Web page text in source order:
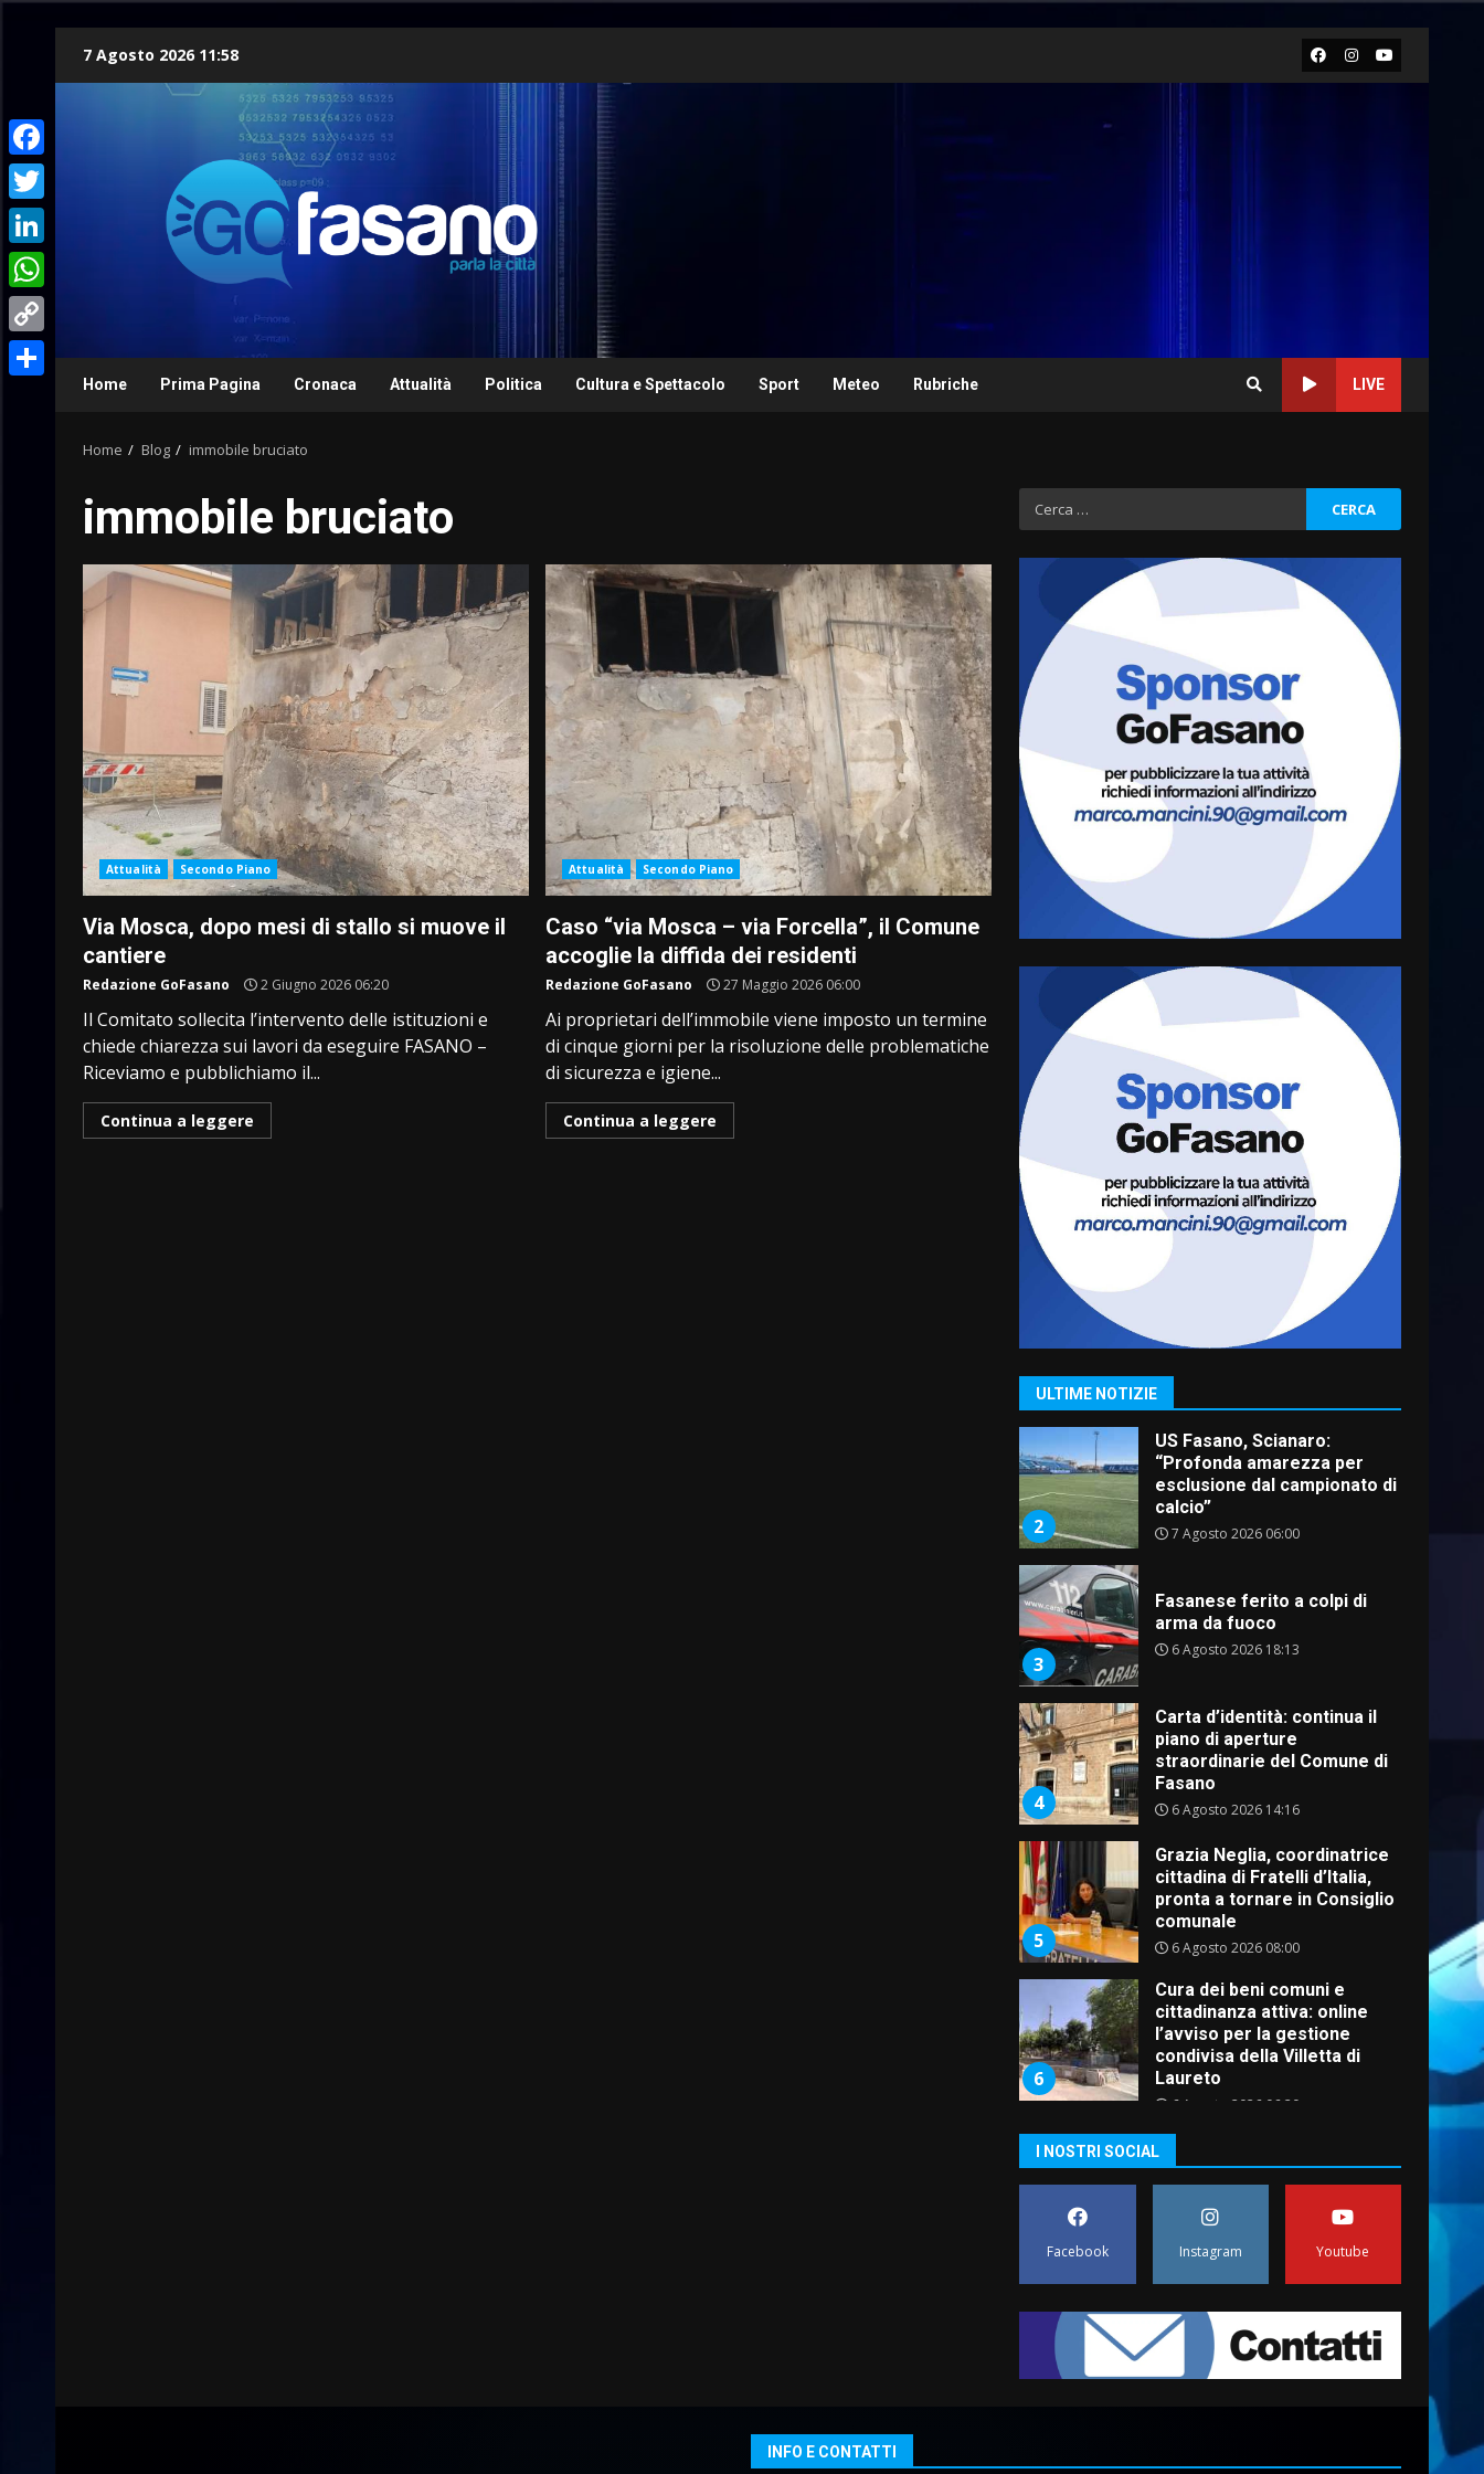
7 Agosto 2026 11:58 Facebook
Instagram
Youtube
Home Prima Pagina Cronaca Attualità Politica Cultura e Spettacolo Sport Meteo Rubriche LIVE
Home Blog immobile bruciato
immobile bruciato
Attualità Secondo Piano
Via Mosca, dopo mesi di stallo si muove il
cantiere
Redazione GoFasano 2 Giugno 2026 06:20
Il Comitato sollecita l’intervento delle istituzioni e
chiede chiarezza sui lavori da eseguire FASANO –
Riceviamo e pubblichiamo il...
Continua a leggere
Attualità Secondo Piano
Caso “via Mosca – via Forcella”, il Comune
accoglie la diffida dei residenti
Redazione GoFasano 27 Maggio 2026 06:00
Ai proprietari dell’immobile viene imposto un termine
di cinque giorni per la risoluzione delle problematiche
di sicurezza e igiene...
Continua a leggere
Ricerca
per:
ULTIME NOTIZIE
Fasanese ferito a colpi di
arma da fuoco
6 Agosto 2026 18:13
4
Carta d’identità: continua il
piano di aperture
straordinarie del Comune di
Fasano
6 Agosto 2026 14:16
5
Grazia Neglia, coordinatrice
cittadina di Fratelli d’Italia,
pronta a tornare in Consiglio
6 Agosto 2026 08:00
Cura dei beni comuni e
cittadinanza attiva: online
l’avviso per la gestione
condivisa della Villetta di
Laureto
6 Agosto 2026 06:20
7
La magia del Minareto e la
prima assoluta de “L’Albergo
Belvedere. Il rapimento”
6 Agosto 2026 06:15
1
“I Contestatori: Musica di
Rivoluzione”: nuovo
appuntamento con “Fasano in
2
US Fasano, Scianaro:
“Profonda amarezza per
esclusione dal campionato di
calcio”
7 Agosto 2026 06:00
3
Fasanese ferito a colpi di
arma da fuoco
6 Agosto 2026 18:13
4
Carta d’identità: continua il
piano di aperture
straordinarie del Comune di
Fasano
6 Agosto 2026 14:16
5
Grazia Neglia, coordinatrice
cittadina di Fratelli d’Italia,
pronta a tornare in Consiglio
comunale
6 Agosto 2026 08:00
6
Cura dei beni comuni e
cittadinanza attiva: online
l’avviso per la gestione
condivisa della Villetta di
Laureto
6 Agosto 2026 06:20
prima assoluta de “L’Albergo
Belvedere. Il rapimento”
6 Agosto 2026 06:15
appuntamento con “Fasano in
Banda”
7 Agosto 2026 06:05
I NOSTRI SOCIAL
Facebook Instagram Youtube
INFO E CONTATTI
Facebook
Twitter
LinkedIn
WhatsApp
Copy